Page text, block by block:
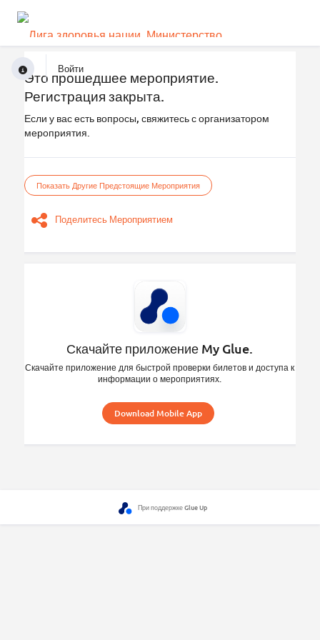
Войти
Это прошедшее мероприятие.
Регистрация закрыта.
Если у вас есть вопросы, свяжитесь с организатором
мероприятия.
Показать Другие Предстоящие Мероприятия
Поделитесь Мероприятием
Скачайте приложение My Glue.
Скачайте приложение для быстрой проверки билетов и доступа к
информации о мероприятиях.
Download Mobile App
При поддержке Glue Up